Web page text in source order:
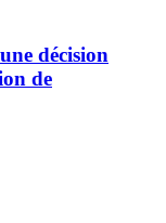
décision
de